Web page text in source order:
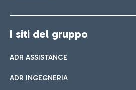
I siti del gruppo
ADR ASSISTANCE
ADR INGEGNERIA